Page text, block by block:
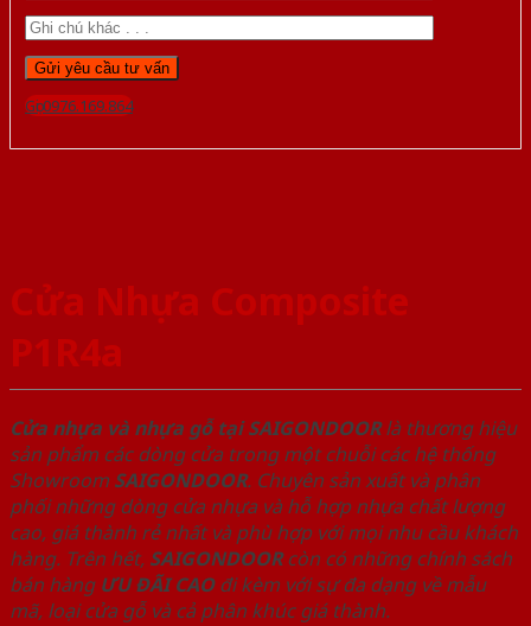
Gọi 0976.169.864
Cửa Nhựa Composite
P1R4a
Cửa nhựa và nhựa gỗ tại SAIGONDOORlà thương hiệu
sản phẩm các dòng cửa trong một chuỗi các hệ thống
Showroom SAIGONDOOR. Chuyên sản xuất và phân
phối những dòng cửa nhựa và hỗ hợp nhựa chất lượng
cao, giá thành rẻ nhất và phù hợp với mọi nhu cầu khách
hàng. Trên hết, SAIGONDOORcòn có những chính sách
bán hàng ƯU ĐÃI CAOđi kèm với sự đa dạng về mẫu
mã, loại cửa gỗ và cả phân khúc giá thành.